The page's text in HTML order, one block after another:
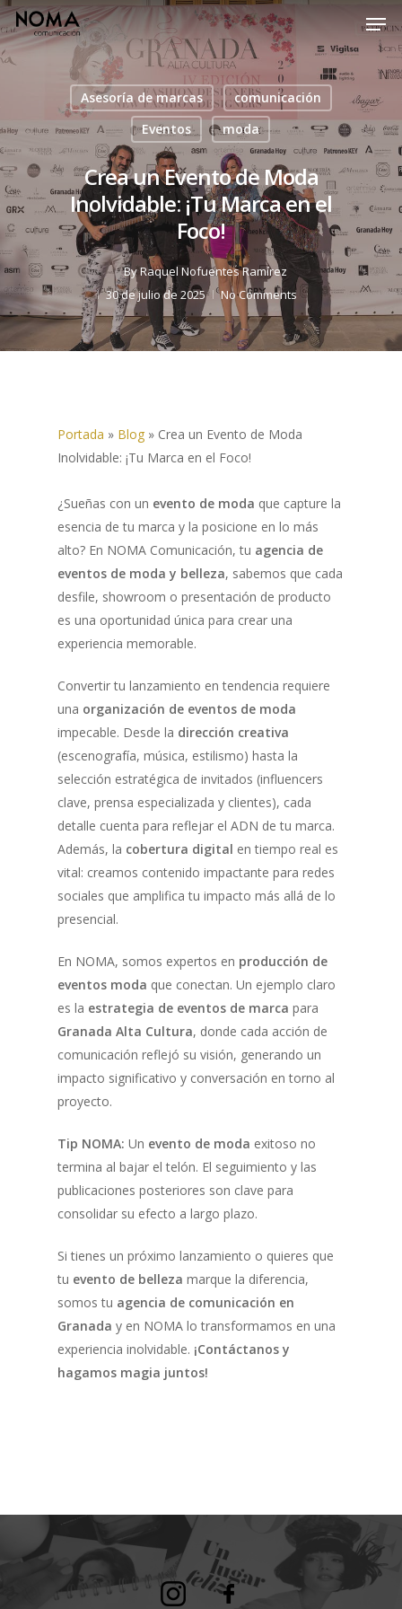
Asesoría de marcas
comunicación
Eventos
moda
Crea un Evento de Moda
Inolvidable: ¡Tu Marca en el
Foco!
ByRaquel Nofuentes Ramírez
30 de julio de 2025
No Comments
Portada » Blog » Crea un Evento de Moda
Inolvidable: ¡Tu Marca en el Foco!
¿Sueñas con un evento de moda que capture la
esencia de tu marca y la posicione en lo más
alto? En NOMA Comunicación, tu agencia de
eventos de moda y belleza, sabemos que cada
desfile, showroom o presentación de producto
es una oportunidad única para crear una
experiencia memorable.
Convertir tu lanzamiento en tendencia requiere
una organización de eventos de moda
impecable. Desde la dirección creativa
(escenografía, música, estilismo) hasta la
selección estratégica de invitados (influencers
clave, prensa especializada y clientes), cada
detalle cuenta para reflejar el ADN de tu marca.
Además, la cobertura digital en tiempo real es
vital: creamos contenido impactante para redes
sociales que amplifica tu impacto más allá de lo
presencial.
En NOMA, somos expertos en producción de
eventos moda que conectan. Un ejemplo claro
es la estrategia de eventos de marca para
Granada Alta Cultura, donde cada acción de
comunicación reflejó su visión, generando un
impacto significativo y conversación en torno al
proyecto.
Tip NOMA: Un evento de moda exitoso no
termina al bajar el telón. El seguimiento y las
publicaciones posteriores son clave para
consolidar su efecto a largo plazo.
Si tienes un próximo lanzamiento o quieres que
tu evento de belleza marque la diferencia,
somos tu agencia de comunicación en
Granada y en NOMA lo transformamos en una
experiencia inolvidable. ¡Contáctanos y
hagamos magia juntos!